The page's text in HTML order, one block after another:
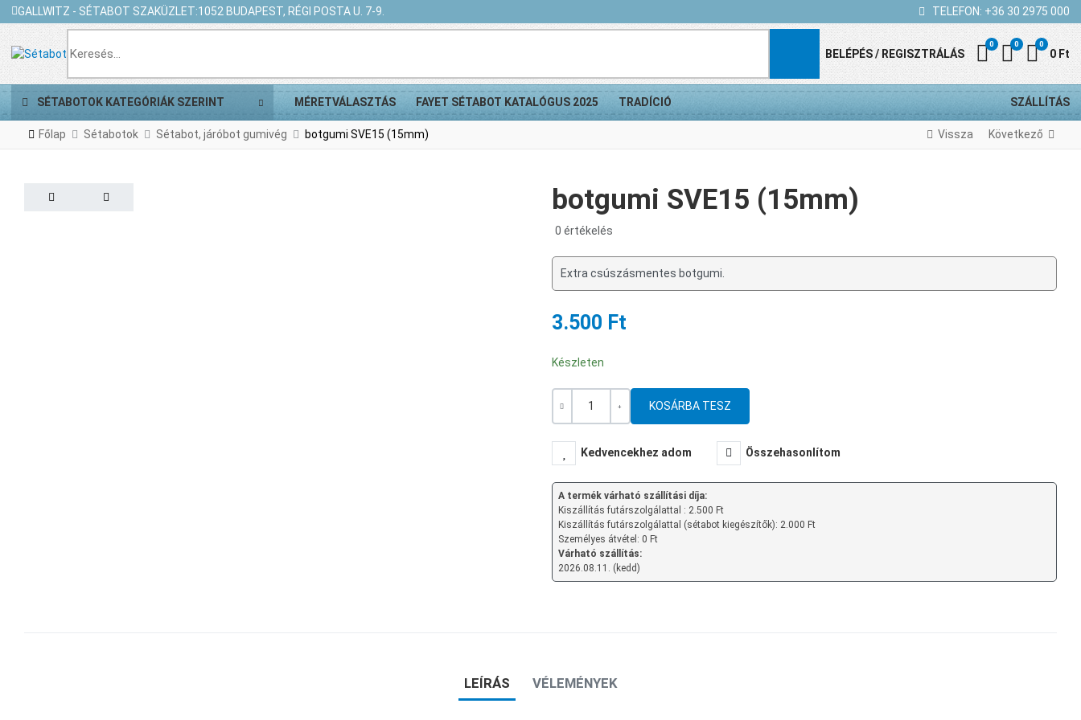
GALLWITZ - SÉTABOT SZAKÜZLET:1052 BUDAPEST, RÉGI POSTA U. 7-9. TELEFON: +36 30 2975 000
BELÉPÉS / REGISZTRÁLÁS Kedvenc
0 0 Kosár
0
0 Ft
SÉTABOTOK KATEGÓRIÁK SZERINT MÉRETVÁLASZTÁS FAYET SÉTABOT KATALÓGUS 2025 TRADÍCIÓ SZÁLLÍTÁS
Főlap Sétabotok Sétabot, járóbot gumivég botgumi SVE15 (15mm) Vissza Következő
botgumi SVE15 (15mm)
0 értékelés
Extra csúszásmentes botgumi.
3.500 Ft
Készleten
Mennyiség
Kedvencekhez adom Összehasonlítom
A termék várható szállítási díja:
Kiszállítás futárszolgálattal : 2.500 Ft
Kiszállítás futárszolgálattal (sétabot kiegészítők): 2.000 Ft
Személyes átvétel: 0 Ft
Várható szállítás:
2026.08.11. (kedd)
LEÍRÁS VÉLEMÉNYEK